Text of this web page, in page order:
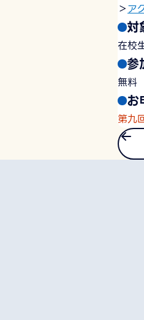
＞ア
対
在校
参
無料
お
第九